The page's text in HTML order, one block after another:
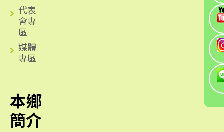
代表
會專
區
媒體
專區
本鄉
簡介